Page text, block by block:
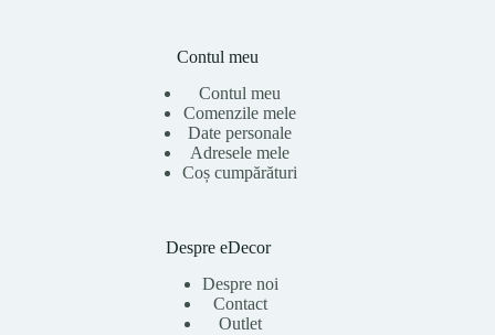
Contul meu
Contul meu
Comenzile mele
Date personale
Adresele mele
Coș cumpărături
Despre eDecor
Despre noi
Contact
Outlet